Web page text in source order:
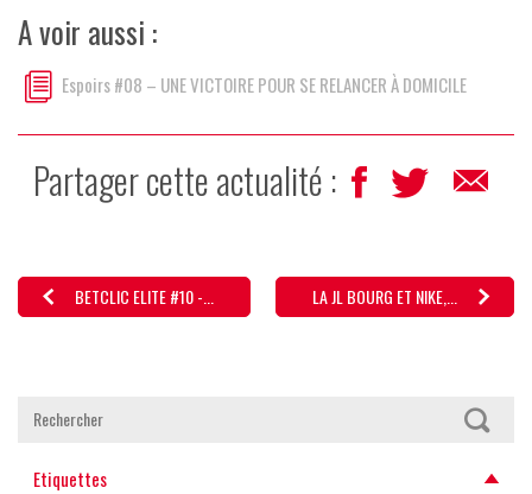
A voir aussi :
Espoirs #08 – UNE VICTOIRE POUR SE RELANCER À DOMICILE
Partager cette actualité :
BETCLIC ELITE #10 -... LA JL BOURG ET NIKE,...
Etiquettes